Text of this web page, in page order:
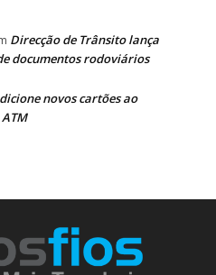
Direcção de Trânsito lança
documentos rodoviários
novos cartões ao